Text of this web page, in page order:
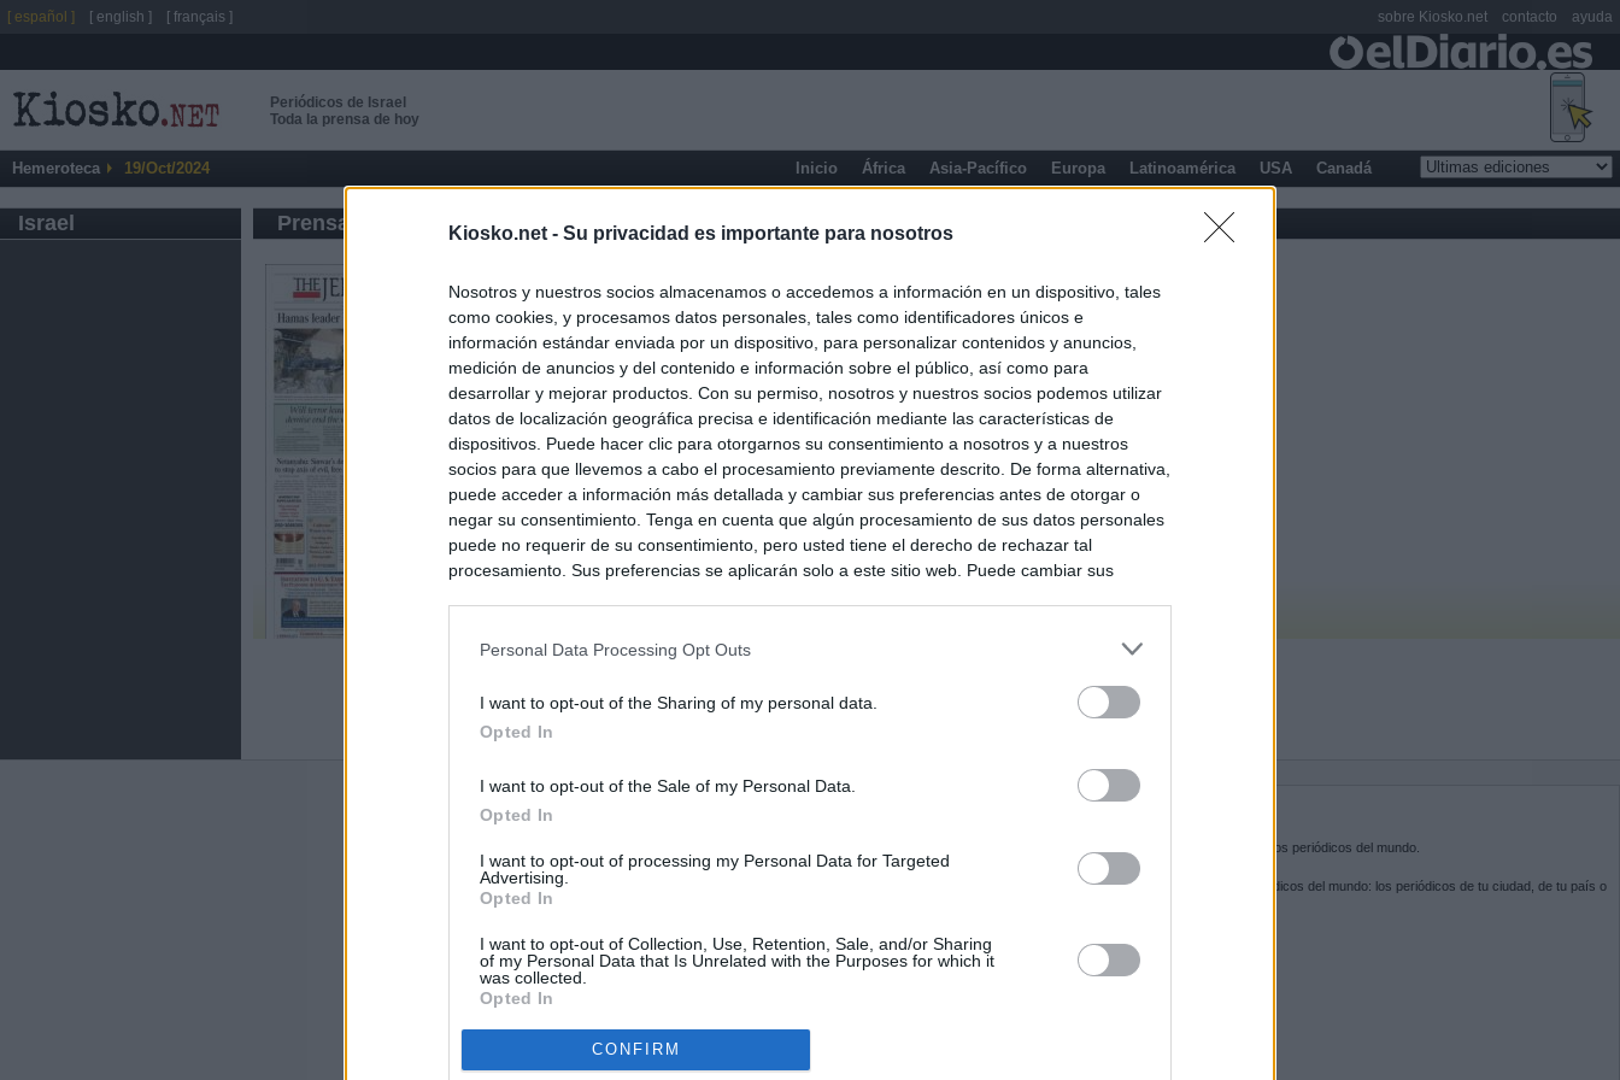
Kiosko.net - Su privacidad es importante para nosotros
Nosotros y nuestros socios almacenamos o accedemos a información en un dispositivo, tales
como cookies, y procesamos datos personales, tales como identificadores únicos e
información estándar enviada por un dispositivo, para personalizar contenidos y anuncios,
medición de anuncios y del contenido e información sobre el público, así como para
desarrollar y mejorar productos. Con su permiso, nosotros y nuestros socios podemos utilizar
datos de localización geográfica precisa e identificación mediante las características de
dispositivos. Puede hacer clic para otorgarnos su consentimiento a nosotros y a nuestros
socios para que llevemos a cabo el procesamiento previamente descrito. De forma alternativa,
puede acceder a información más detallada y cambiar sus preferencias antes de otorgar o
negar su consentimiento. Tenga en cuenta que algún procesamiento de sus datos personales
puede no requerir de su consentimiento, pero usted tiene el derecho de rechazar tal
procesamiento. Sus preferencias se aplicarán solo a este sitio web. Puede cambiar sus
Personal Data Processing Opt Outs
I want to opt-out of the Sharing of my personal data.
Opted In
I want to opt-out of the Sale of my Personal Data.
Opted In
I want to opt-out of processing my Personal Data for Targeted
Advertising.
Opted In
I want to opt-out of Collection, Use, Retention, Sale, and/or Sharing
of my Personal Data that Is Unrelated with the Purposes for which it
was collected.
Opted In
CONFIRM
Periódicos de Israel
Toda la prensa de hoy
Hemeroteca 19/Oct/2024 Inicio África Asia-Pacífico Europa Latinoamérica USA Canadá
Israel Prensa de Información General
Últimas noticias
España impone controles a los viajeros procedentes de Italia tras el rechazo de
Meloni a quitarlos
España hasta el 15 de agosto: "No aceptamos imposiciones"
La Fiscalía actuará contra las comunidades que no acojan a los menores
asignados por la crisis de Ceuta
SOBRE KIOSKO.NET
es la puerta de entrada a los periódicos del mundo.
Navega por las portadas de los periódicos del mundo: los periódicos de tu ciudad, de tu país o
SÍGUENOS
[ español ] [ english ] [ français ] sobre Kiosko.net contacto ayuda